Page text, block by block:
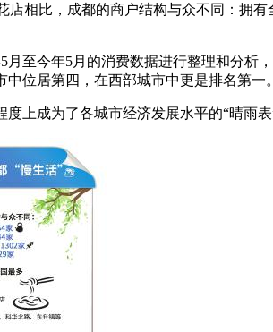
相比，成都的商户结构与众不同：拥
至今年5月的消费数据进行整理和分析
位居第四，在西部城市中更是排名第一。
上成为了各城市经济发展水平的“晴雨表